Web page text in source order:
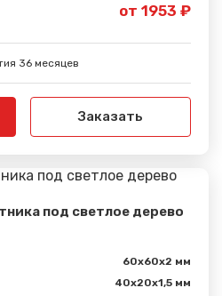
от 1953 ₽
36 месяцев
Заказать
под светлое дерево
60х60х2 мм
40х20х1,5 мм
наш специалист свяжется с
Вами.